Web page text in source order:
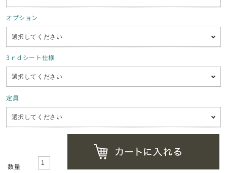
オプション
3ｒｄシート仕様
定員
数量